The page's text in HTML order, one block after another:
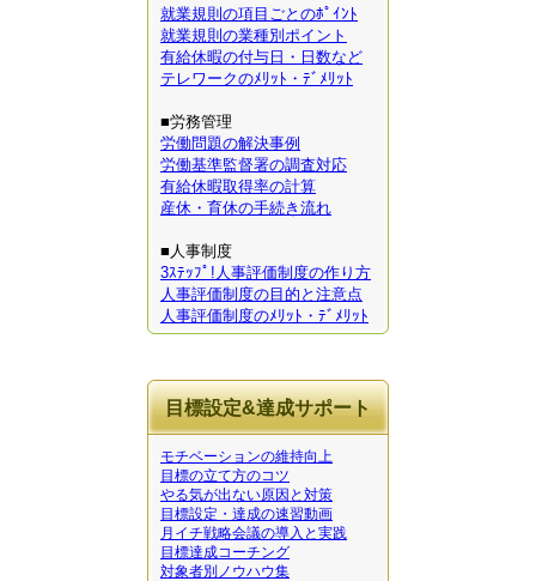
就業規則の項目ごとのﾎﾟｲﾝﾄ
就業規則の業種別ポイント
有給休暇の付与日・日数など
テレワークのﾒﾘｯﾄ・ﾃﾞﾒﾘｯﾄ
■労務管理
労働問題の解決事例
労働基準監督署の調査対応
有給休暇取得率の計算
産休・育休の手続き流れ
■人事制度
3ｽﾃｯﾌﾟ!人事評価制度の作り方
人事評価制度の目的と注意点
人事評価制度のﾒﾘｯﾄ・ﾃﾞﾒﾘｯﾄ
目標設定&達成サポート
モチベーションの維持向上
目標の立て方のコツ
やる気が出ない原因と対策
目標設定・達成の速習動画
月イチ戦略会議の導入と実践
目標達成コーチング
対象者別ノウハウ集